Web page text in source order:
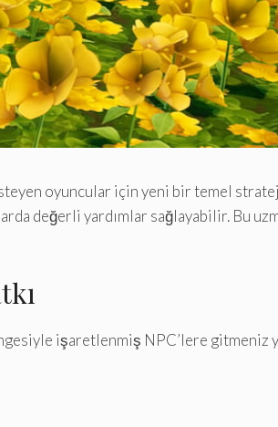
oyuncular için yeni bir temel
değerli yardımlar sağlayabilir. Bu
işaretlenmiş NPC’lere